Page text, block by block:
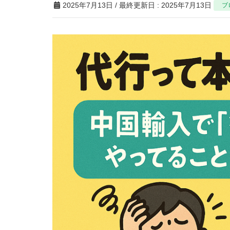
2025年7月13日 / 最終更新日 : 2025年7月13日 ブ